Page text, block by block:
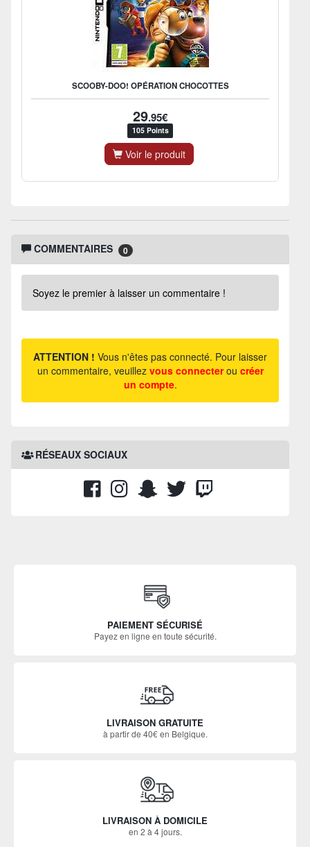
SCOOBY-DOO! OPÉRATION CHOCOTTES
29.95€
105 Points
Voir le produit
COMMENTAIRES 0
Soyez le premier à laisser un commentaire !
ATTENTION ! Vous n'êtes pas connecté. Pour laisser
un commentaire, veuillez vous connecterou créer
un compte.
RÉSEAUX SOCIAUX
PAIEMENT SÉCURISÉ
Payez en ligne en toute sécurité.
LIVRAISON GRATUITE
à partir de 40€ en Belgique.
LIVRAISON À DOMICILE
en 2 à 4 jours.